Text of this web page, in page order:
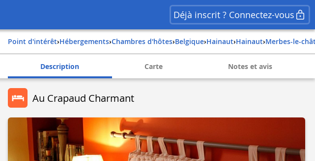
Déjà inscrit ? Connectez-vous
Point d'intérêt› Hébergements› Chambres d'hôtes› belgique› hainaut› hainaut› merbes-le-
Description Carte Notes et avis
Au Crapaud Charmant